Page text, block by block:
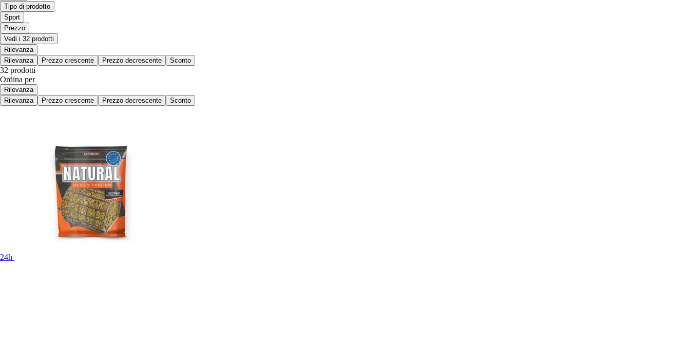
Tipo di prodotto
Sport
Prezzo
Vedi i 32 prodotti
Rilevanza
Rilevanza
Prezzo crescente Prezzo decrescente Sconto
32 prodotti
Ordina per
Rilevanza
Rilevanza
Prezzo crescente Prezzo decrescente Sconto
24h